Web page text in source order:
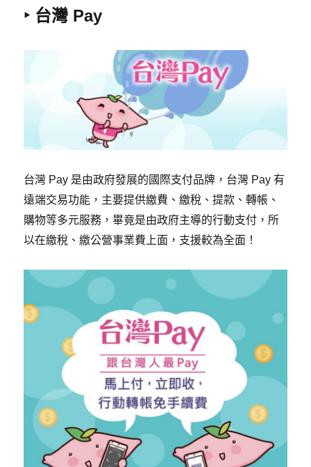
‣ 台灣 Pay
台灣 Pay 是由政府發展的國際支付品牌，台灣 Pay 有
遠端交易功能，主要提供繳費、繳稅、提款、轉帳、
購物等多元服務，畢竟是由政府主導的行動支付，所
以在繳稅、繳公營事業費上面，支援較為全面！